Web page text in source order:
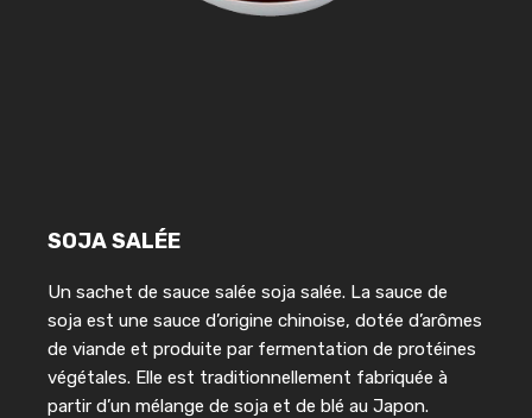
SOJA SALÉE
Un sachet de sauce salée soja salée. La sauce de
soja est une sauce d’origine chinoise, dotée d’arômes
de viande et produite par fermentation de protéines
végétales. Elle est traditionnellement fabriquée à
partir d’un mélange de soja et de blé au Japon.